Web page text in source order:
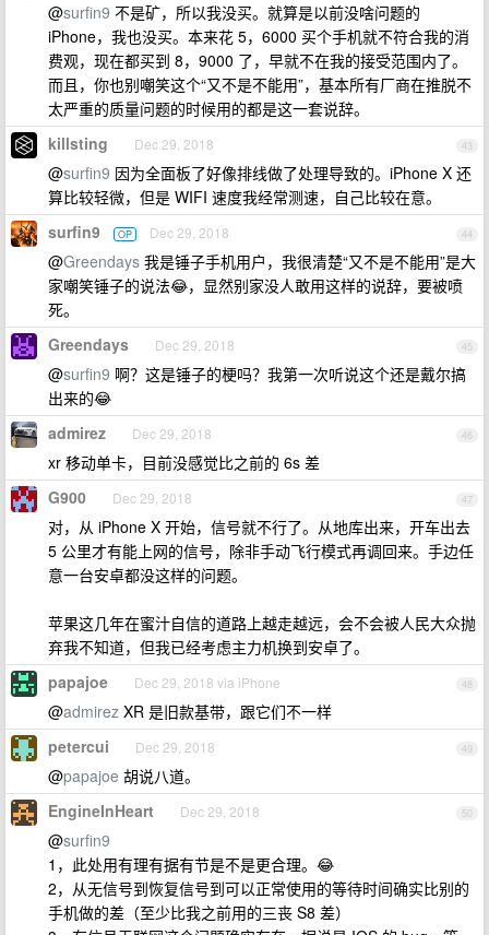
@surfin9 不是矿，所以我没买。就算是以前没啥问题的
iPhone，我也没买。本来花 5，6000 买个手机就不符合我的消
费观，现在都买到 8，9000 了，早就不在我的接受范围内了。
而且，你也别嘲笑这个“又不是不能用”，基本所有厂商在推脱不
太严重的质量问题的时候用的都是这一套说辞。
43
killsting Dec 29, 2018
@surfin9 因为全面板了好像排线做了处理导致的。iPhone X 还
算比较轻微，但是 WIFI 速度我经常测速，自己比较在意。
44
surfin9 OP Dec 29, 2018
@Greendays 我是锤子手机用户，我很清楚“又不是不能用”是大
家嘲笑锤子的说法😂，显然别家没人敢用这样的说辞，要被喷
死。
45
Greendays Dec 29, 2018
@surfin9 啊？这是锤子的梗吗？我第一次听说这个还是戴尔搞
出来的😂
46
admirez Dec 29, 2018
xr 移动单卡，目前没感觉比之前的 6s 差
47
G900 Dec 29, 2018
对，从 iPhone X 开始，信号就不行了。从地库出来，开车出去
5 公里才有能上网的信号，除非手动飞行模式再调回来。手边任
意一台安卓都没这样的问题。
苹果这几年在蜜汁自信的道路上越走越远，会不会被人民大众抛
弃我不知道，但我已经考虑主力机换到安卓了。
48
papajoe Dec 29, 2018 via iPhone
@admirez XR 是旧款基带，跟它们不一样
49
petercui Dec 29, 2018
@papajoe 胡说八道。
50
EngineInHeart Dec 29, 2018
@surfin9
1，此处用有理有据有节是不是更合理。😂
2，从无信号到恢复信号到可以正常使用的等待时间确实比别的
手机做的差（至少比我之前用的三丧 S8 差）